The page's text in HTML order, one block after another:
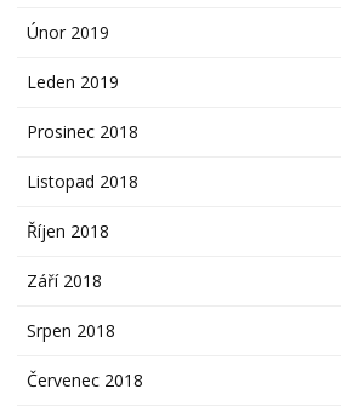
Únor 2019
Leden 2019
Prosinec 2018
Listopad 2018
Říjen 2018
Září 2018
Srpen 2018
Červenec 2018